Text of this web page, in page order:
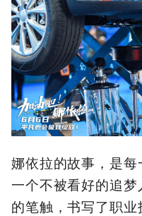
娜依拉的故事，是
一个不被看好的追
的笔触，书写了职